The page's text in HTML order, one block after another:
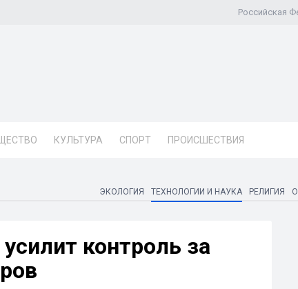
Российская
КУЛЬТУРА СПОРТ ПРОИСШЕСТВИЯ
ЭКОЛОГИЯ ТЕХНОЛОГИИ И НАУКА РЕЛИГИЯ
контроль за